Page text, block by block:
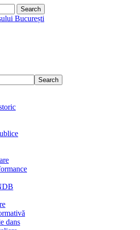
București
dans